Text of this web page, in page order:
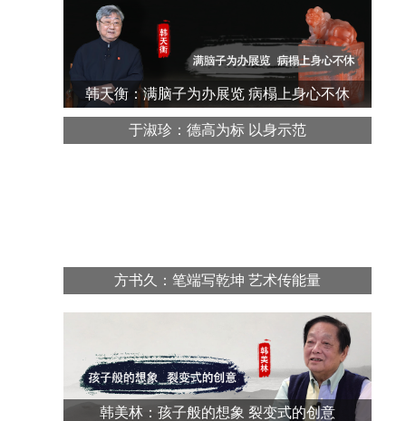
韩天衡：满脑子为办展览 病榻上身心不休
于淑珍：德高为标 以身示范
方书久：笔端写乾坤 艺术传能量
韩美林：孩子般的想象 裂变式的创意